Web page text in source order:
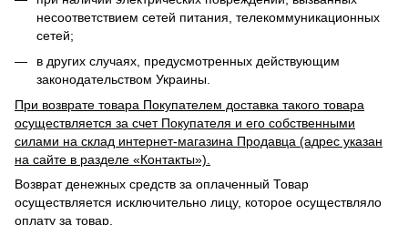
несоответствием сетей питания, телекоммуникационных
сетей;
в других случаях, предусмотренных действующим
законодательством Украины.
При возврате товара Покупателем доставка такого товара
осуществляется за счет Покупателя и его собственными
силами на склад интернет-магазина Продавца (адрес указан
на сайте в разделе «Контакты»).
Возврат денежных средств за оплаченный Товар
осуществляется исключительно лицу, которое осуществляло
оплату за товар.